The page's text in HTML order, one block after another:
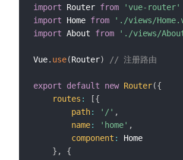
import Router from
'vue-router'
import Home from './views/
import About from './views/
Vue. use(Router) // 注册路由
export default new Router({
routes : [{
path: '/' ,
name: 'home' ,
component :
Home
} ,
{